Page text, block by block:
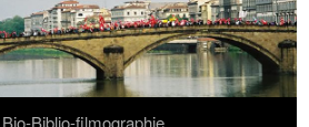
Bio-Biblio-filmographie